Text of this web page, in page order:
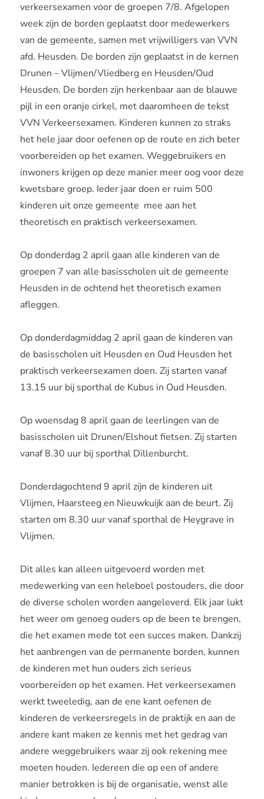
verkeersexamen voor de groepen 7/8. Afgelopen
week zijn de borden geplaatst door medewerkers
van de gemeente, samen met vrijwilligers van VVN
afd. Heusden. De borden zijn geplaatst in de kernen
Drunen – Vlijmen/Vliedberg en Heusden/Oud
Heusden. De borden zijn herkenbaar aan de blauwe
pijl in een oranje cirkel, met daaromheen de tekst
VVN Verkeersexamen. Kinderen kunnen zo straks
het hele jaar door oefenen op de route en zich beter
voorbereiden op het examen. Weggebruikers en
inwoners krijgen op deze manier meer oog voor deze
kwetsbare groep. Ieder jaar doen er ruim 500
kinderen uit onze gemeente mee aan het
theoretisch en praktisch verkeersexamen.
Op donderdag 2 april gaan alle kinderen van de
groepen 7 van alle basisscholen uit de gemeente
Heusden in de ochtend het theoretisch examen
afleggen.
Op donderdagmiddag 2 april gaan de kinderen van
de basisscholen uit Heusden en Oud Heusden het
praktisch verkeersexamen doen. Zij starten vanaf
13.15 uur bij sporthal de Kubus in Oud Heusden.
Op woensdag 8 april gaan de leerlingen van de
basisscholen uit Drunen/Elshout fietsen. Zij starten
vanaf 8.30 uur bij sporthal Dillenburcht.
Donderdagochtend 9 april zijn de kinderen uit
Vlijmen, Haarsteeg en Nieuwkuijk aan de beurt. Zij
starten om 8.30 uur vanaf sporthal de Heygrave in
Vlijmen.
Dit alles kan alleen uitgevoerd worden met
medewerking van een heleboel postouders, die door
de diverse scholen worden aangeleverd. Elk jaar lukt
het weer om genoeg ouders op de been te brengen,
die het examen mede tot een succes maken. Dankzij
het aanbrengen van de permanente borden, kunnen
de kinderen met hun ouders zich serieus
voorbereiden op het examen. Het verkeersexamen
werkt tweeledig, aan de ene kant oefenen de
kinderen de verkeersregels in de praktijk en aan de
andere kant maken ze kennis met het gedrag van
andere weggebruikers waar zij ook rekening mee
moeten houden. Iedereen die op een of andere
manier betrokken is bij de organisatie, wenst alle